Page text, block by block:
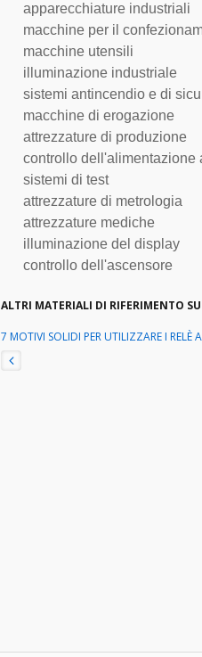
apparecchiature industriali
macchine per il
macchine utensili
illuminazione industriale
sistemi antincendio e di
macchine di erogazione
attrezzature di produzione
controllo dell'alimentazione
sistemi di test
attrezzature di metrologia
attrezzature mediche
illuminazione del display
controllo dell'ascensore
ALTRI MATERIALI DI RIFERIMENTO
7 MOTIVI SOLIDI PER UTILIZZARE I RELÈ